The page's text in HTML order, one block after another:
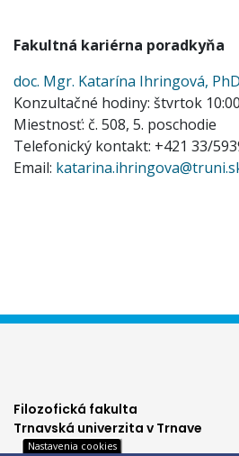
Fakultná kariérna poradkyňa
doc. Mgr. Katarína Ihringová,
Konzultačné hodiny: štvrtok
Miestnosť: č. 508, 5. poschodie
Telefonický kontakt: +421 33/
Email:
Filozofická fakulta
Trnavská univerzita v Trnave
Nastavenia cookies